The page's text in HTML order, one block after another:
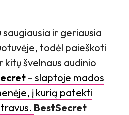
ir geriausia
todėl paieškoti
kitų švelnaus audinio
– slaptoje mados
į kurią patekti
BestSecret